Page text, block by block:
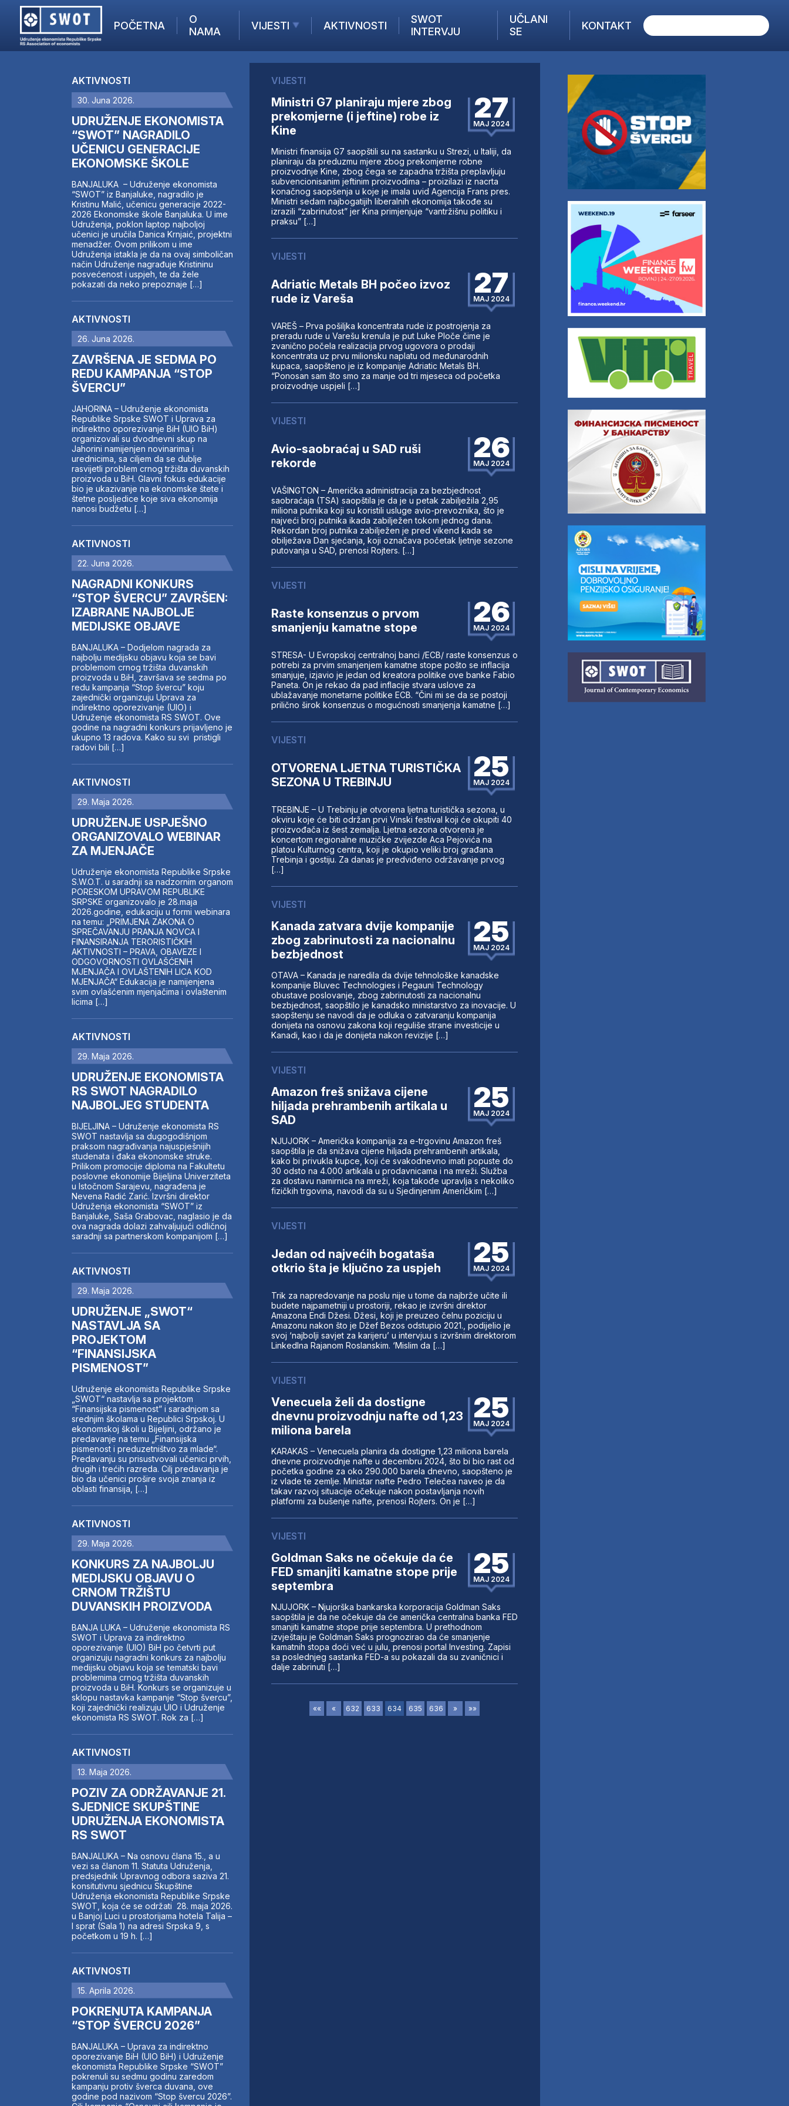
POČETNA
O
NAMA
VIJESTI
AKTUELNO
KOMPANIJE
FINANSIJE
IZ STRANIH MEDIJA
AKTIVNOSTI
SWOT
INTERVJU
UČLANI
SE
KONTAKT
AKTUELNO
ANALIZE
KOMPANIJE
FINANSIJE
IZ STRANIH MEDIJA
AKTIVNOSTI
SWOT INTERVJU
UČLANI SE
KONTAKT
AKTIVNOSTI
30. Juna 2026.
UDRUŽENJE EKONOMISTA
“SWOT” NAGRADILO
UČENICU GENERACIJE
EKONOMSKE ŠKOLE
BANJALUKA – Udruženje ekonomista
“SWOT” iz Banjaluke, nagradilo je
Kristinu Malić, učenicu generacije 2022-
2026 Ekonomske škole Banjaluka. U ime
Udruženja, poklon laptop najboljoj
učenici je uručila Danica Krnjaić, projektni
menadžer. Ovom prilikom u ime
Udruženja istakla je da na ovaj simboličan
način Udruženje nagrađuje Kristininu
posvećenost i uspjeh, te da žele
pokazati da neko prepoznaje […]
AKTIVNOSTI
26. Juna 2026.
ZAVRŠENA JE SEDMA PO
REDU KAMPANJA “STOP
ŠVERCU”
JAHORINA – Udruženje ekonomista
Republike Srpske SWOT i Uprava za
indirektno oporezivanje BiH (UIO BiH)
organizovali su dvodnevni skup na
Jahorini namijenjen novinarima i
urednicima, sa ciljem da se dublje
rasvijetli problem crnog tržišta duvanskih
proizvoda u BiH. Glavni fokus edukacije
bio je ukazivanje na ekonomske štete i
štetne posljedice koje siva ekonomija
nanosi budžetu […]
AKTIVNOSTI
22. Juna 2026.
NAGRADNI KONKURS
“STOP ŠVERCU” ZAVRŠEN:
IZABRANE NAJBOLJE
MEDIJSKE OBJAVE
BANJALUKA – Dodjelom nagrada za
najbolju medijsku objavu koja se bavi
problemom crnog tržišta duvanskih
proizvoda u BiH, završava se sedma po
redu kampanja “Stop švercu” koju
zajednički organizuju Uprava za
indirektno oporezivanje (UIO) i
Udruženje ekonomista RS SWOT. Ove
godine na nagradni konkurs prijavljeno je
ukupno 13 radova. Kako su svi pristigli
radovi bili […]
AKTIVNOSTI
29. Maja 2026.
UDRUŽENJE USPJEŠNO
ORGANIZOVALO WEBINAR
ZA MJENJAČE
Udruženje ekonomista Republike Srpske
S.W.O.T. u saradnji sa nadzornim organom
PORESKOM UPRAVOM REPUBLIKE
SRPSKE organizovalo je 28.maja
2026.godine, edukaciju u formi webinara
na temu: „PRIMJENA ZAKONA O
SPREČAVANJU PRANJA NOVCA I
FINANSIRANJA TERORISTIČKIH
AKTIVNOSTI – PRAVA, OBAVEZE I
ODGOVORNOSTI OVLAŠĆENIH
MJENJAČA I OVLAŠTENIH LICA KOD
MJENJAČA“ Edukacija je namijenjena
svim ovlašćenim mjenjačima i ovlaštenim
licima […]
AKTIVNOSTI
29. Maja 2026.
UDRUŽENJE EKONOMISTA
RS SWOT NAGRADILO
NAJBOLJEG STUDENTA
BIJELJINA – Udruženje ekonomista RS
SWOT nastavlja sa dugogodišnjom
praksom nagrađivanja najuspješnijih
studenata i đaka ekonomske struke.
Prilikom promocije diploma na Fakultetu
poslovne ekonomije Bijeljina Univerziteta
u Istočnom Sarajevu, nagrađena je
Nevena Radić Zarić. Izvršni direktor
Udruženja ekonomista “SWOT” iz
Banjaluke, Saša Grabovac, naglasio je da
ova nagrada dolazi zahvaljujući odličnoj
saradnji sa partnerskom kompanijom […]
AKTIVNOSTI
29. Maja 2026.
UDRUŽENJE „SWOT“
NASTAVLJA SA
PROJEKTOM
“FINANSIJSKA
PISMENOST”
Udruženje ekonomista Republike Srpske
„SWOT“ nastavlja sa projektom
“Finansijska pismenost” i saradnjom sa
srednjim školama u Republici Srpskoj. U
ekonomskoj školi u Bijeljini, održano je
predavanje na temu „Finansijska
pismenost i preduzetništvo za mlade“.
Predavanju su prisustvovali učenici prvih,
drugih i trećih razreda. Cilj predavanja je
bio da učenici prošire svoja znanja iz
oblasti finansija, […]
AKTIVNOSTI
29. Maja 2026.
KONKURS ZA NAJBOLJU
MEDIJSKU OBJAVU O
CRNOM TRŽIŠTU
DUVANSKIH PROIZVODA
BANJA LUKA – Udruženje ekonomista RS
SWOT i Uprava za indirektno
oporezivanje (UIO) BiH po četvrti put
organizuju nagradni konkurs za najbolju
medijsku objavu koja se tematski bavi
problemima crnog tržišta duvanskih
proizvoda u BiH. Konkurs se organizuje u
sklopu nastavka kampanje “Stop švercu”,
koji zajednički realizuju UIO i Udruženje
ekonomista RS SWOT. Rok za […]
AKTIVNOSTI
13. Maja 2026.
POZIV ZA ODRŽAVANJE 21.
SJEDNICE SKUPŠTINE
UDRUŽENJA EKONOMISTA
RS SWOT
BANJALUKA – Na osnovu člana 15., a u
vezi sa članom 11. Statuta Udruženja,
predsjednik Upravnog odbora saziva 21.
konsitutivnu sjednicu Skupštine
Udruženja ekonomista Republike Srpske
SWOT, koja će se održati 28. maja 2026.
u Banjoj Luci u prostorijama hotela Talija –
I sprat (Sala 1) na adresi Srpska 9, s
početkom u 19 h. […]
AKTIVNOSTI
15. Aprila 2026.
POKRENUTA KAMPANJA
“STOP ŠVERCU 2026”
BANJALUKA – Uprava za indirektno
oporezivanje BiH (UIO BiH) i Udruženje
ekonomista Republike Srpske “SWOT”
pokrenuli su sedmu godinu zaredom
kampanju protiv šverca duvana, ove
godine pod nazivom “Stop švercu 2026”.
VIJESTI
Ministri G7 planiraju mjere zbog
prekomjerne (i jeftine) robe iz
Kine
27
MAJ 2024
Ministri finansija G7 saopštili su na sastanku u Strezi, u Italiji, da
planiraju da preduzmu mjere zbog prekomjerne robne
proizvodnje Kine, zbog čega se zapadna tržišta preplavljuju
subvencionisanim jeftinim proizvodima – proizilazi iz nacrta
konačnog saopšenja u koje je imala uvid Agencija Frans pres.
Ministri sedam najbogatijih liberalnih ekonomija takođe su
izrazili “zabrinutost” jer Kina primjenjuje “vantržišnu politiku i
praksu” […]
VIJESTI
Adriatic Metals BH počeo izvoz
rude iz Vareša
27
MAJ 2024
VAREŠ – Prva pošiljka koncentrata rude iz postrojenja za
preradu rude u Varešu krenula je put Luke Ploče čime je
zvanično počela realizacija prvog ugovora o prodaji
koncentrata uz prvu milionsku naplatu od međunarodnih
kupaca, saopšteno je iz kompanije Adriatic Metals BH.
“Ponosan sam što smo za manje od tri mjeseca od početka
proizvodnje uspjeli […]
VIJESTI
Avio-saobraćaj u SAD ruši
rekorde
26
MAJ 2024
VAŠINGTON – Američka administracija za bezbjednost
saobraćaja (TSA) saopštila je da je u petak zabilježila 2,95
miliona putnika koji su koristili usluge avio-prevoznika, što je
najveći broj putnika ikada zabilježen tokom jednog dana.
Rekordan broj putnika zabilježen je pred vikend kada se
obilježava Dan sjećanja, koji označava početak ljetnje sezone
putovanja u SAD, prenosi Rojters. […]
VIJESTI
Raste konsenzus o prvom
smanjenju kamatne stope
26
MAJ 2024
STRESA- U Evropskoj centralnoj banci /ECB/ raste konsenzus o
potrebi za prvim smanjenjem kamatne stope pošto se inflacija
smanjuje, izjavio je jedan od kreatora politike ove banke Fabio
Paneta. On je rekao da pad inflacije stvara uslove za
ublažavanje monetarne politike ECB. “Čini mi se da se postoji
prilično širok konsenzus o mogućnosti smanjenja kamatne […]
VIJESTI
OTVORENA LJETNA TURISTIČKA
SEZONA U TREBINJU
25
MAJ 2024
TREBINJE – U Trebinju je otvorena ljetna turistička sezona, u
okviru koje će biti održan prvi Vinski festival koji će okupiti 40
proizvođača iz šest zemalja. Ljetna sezona otvorena je
koncertom regionalne muzičke zvijezde Aca Pejovića na
platou Kulturnog centra, koji je okupio veliki broj građana
Trebinja i gostiju. Za danas je predviđeno održavanje prvog
[…]
VIJESTI
Kanada zatvara dvije kompanije
zbog zabrinutosti za nacionalnu
bezbjednost
25
MAJ 2024
OTAVA – Kanada je naredila da dvije tehnološke kanadske
kompanije Bluvec Technologies i Pegauni Technology
obustave poslovanje, zbog zabrinutosti za nacionalnu
bezbjednost, saopštilo je kanadsko ministarstvo za inovacije. U
saopštenju se navodi da je odluka o zatvaranju kompanija
donijeta na osnovu zakona koji reguliše strane investicije u
Kanadi, kao i da je donijeta nakon revizije […]
VIJESTI
Amazon freš snižava cijene
hiljada prehrambenih artikala u
SAD
25
MAJ 2024
NJUJORK – Američka kompanija za e-trgovinu Amazon freš
saopštila je da snižava cijene hiljada prehrambenih artikala,
kako bi privukla kupce, koji će svakodnevno imati popuste do
30 odsto na 4.000 artikala u prodavnicama i na mreži. Služba
za dostavu namirnica na mreži, koja takođe upravlja s nekoliko
fizičkih trgovina, navodi da su u Sjedinjenim Američkim […]
VIJESTI
Jedan od najvećih bogataša
otkrio šta je ključno za uspjeh
25
MAJ 2024
Trik za napredovanje na poslu nije u tome da najbrže učite ili
budete najpametniji u prostoriji, rekao je izvršni direktor
Amazona Endi Džesi. Džesi, koji je preuzeo čelnu poziciju u
Amazonu nakon što je Džef Bezos odstupio 2021., podijelio je
svoj ‘najbolji savjet za karijeru’ u intervjuu s izvršnim direktorom
LinkedIna Rajanom Roslanskim. ‘Mislim da […]
VIJESTI
Venecuela želi da dostigne
dnevnu proizvodnju nafte od 1,23
miliona barela
25
MAJ 2024
KARAKAS – Venecuela planira da dostigne 1,23 miliona barela
dnevne proizvodnje nafte u decembru 2024, što bi bio rast od
početka godine za oko 290.000 barela dnevno, saopšteno je
iz vlade te zemlje. Ministar nafte Pedro Telečea naveo je da
takav razvoj situacije očekuje nakon postavljanja novih
platformi za bušenje nafte, prenosi Rojters. On je […]
VIJESTI
Goldman Saks ne očekuje da će
FED smanjiti kamatne stope prije
septembra
25
MAJ 2024
NJUJORK – Njujorška bankarska korporacija Goldman Saks
saopštila je da ne očekuje da će američka centralna banka FED
smanjiti kamatne stope prije septembra. U prethodnom
izvještaju je Goldman Saks prognozirao da će smanjenje
kamatnih stopa doći već u julu, prenosi portal Investing. Zapisi
sa poslednjeg sastanka FED-a su pokazali da su zvaničnici i
dalje zabrinuti […]
«« « 632 633 634 635 636 » »»